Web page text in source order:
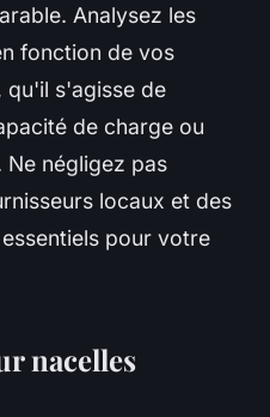
Analysez les
fonction de vos
qu'il s'agisse de
de charge ou
Ne négligez pas
locaux et des
pour votre
nacelles